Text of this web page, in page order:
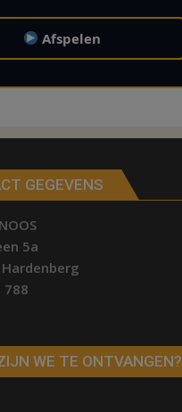
Afspelen
GEGEVENS
5a
788
WE TE ONTVANGEN?